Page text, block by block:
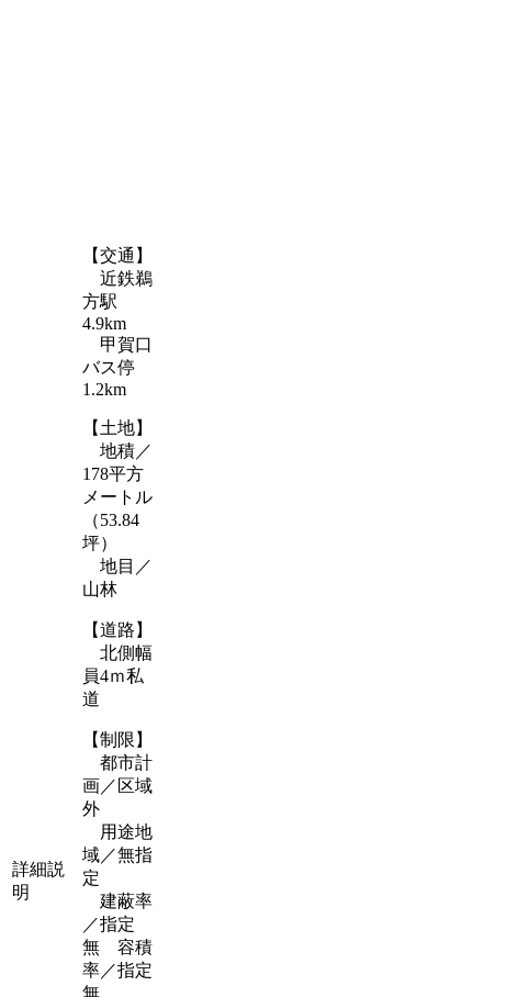
詳細説
明
【交通】
近鉄鵜
方駅
4.9km
甲賀口
バス停
1.2km
【土地】
地積／
178平方
メートル
（53.84
坪）
地目／
山林
【道路】
北側幅
員4ｍ私
道
【制限】
都市計
画／区域
外
用途地
域／無指
定
建蔽率
／指定
無 容積
率／指定
無